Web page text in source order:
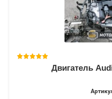
Двигатель